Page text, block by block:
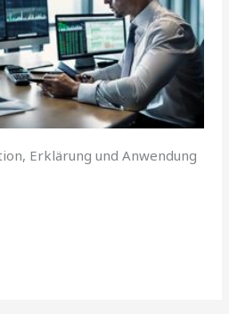
Erklärung und Anwendung